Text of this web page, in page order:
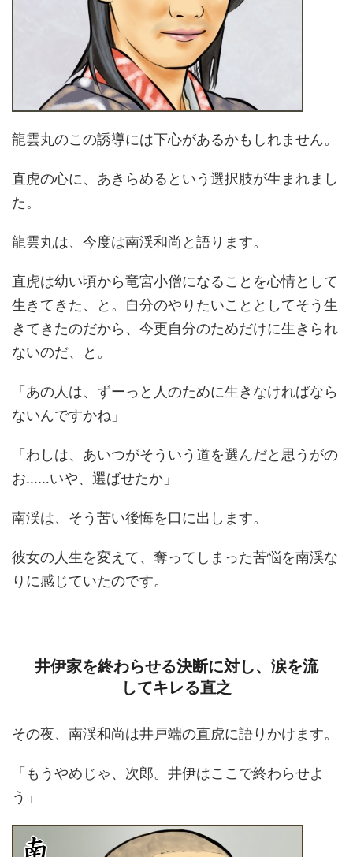
龍雲丸のこの誘導には下心があるかもしれません。
直虎の心に、あきらめるという選択肢が生まれまし
た。
龍雲丸は、今度は南渓和尚と語ります。
直虎は幼い頃から竜宮小僧になることを心情として
生きてきた、と。自分のやりたいこととしてそう生
きてきたのだから、今更自分のためだけに生きられ
ないのだ、と。
「あの人は、ずーっと人のために生きなければなら
ないんですかね」
「わしは、あいつがそういう道を選んだと思うがの
お……いや、選ばせたか」
南渓は、そう苦い後悔を口に出します。
彼女の人生を変えて、奪ってしまった苦悩を南渓な
りに感じていたのです。
井伊家を終わらせる決断に対し、涙を流
してキレる直之
その夜、南渓和尚は井戸端の直虎に語りかけます。
「もうやめじゃ、次郎。井伊はここで終わらせよ
う」